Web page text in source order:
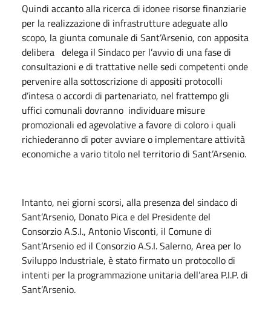
Quindi accanto alla ricerca di idonee risorse finanziarie
per la realizzazione di infrastrutture adeguate allo
scopo, la giunta comunale di Sant’Arsenio, con apposita
delibera delega il Sindaco per l’avvio di una fase di
consultazioni e di trattative nelle sedi competenti onde
pervenire alla sottoscrizione di appositi protocolli
d’intesa o accordi di partenariato, nel frattempo gli
uffici comunali dovranno individuare misure
promozionali ed agevolative a favore di coloro i quali
richiederanno di poter avviare o implementare attività
economiche a vario titolo nel territorio di Sant’Arsenio.
Intanto, nei giorni scorsi, alla presenza del sindaco di
Sant’Arsenio, Donato Pica e del Presidente del
Consorzio A.S.I., Antonio Visconti, il Comune di
Sant’Arsenio ed il Consorzio A.S.I. Salerno, Area per lo
Sviluppo Industriale, è stato firmato un protocollo di
intenti per la programmazione unitaria dell’area P.I.P. di
Sant’Arsenio.